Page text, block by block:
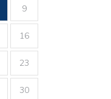
9
16
23
30